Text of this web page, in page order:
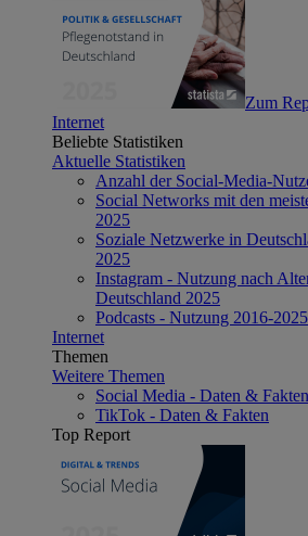
Zum
Internet
Beliebte Statistiken
Aktuelle Statistiken
Anzahl der Social-Media-
Social Networks mit den
2025
Soziale Netzwerke in
2025
Instagram - Nutzung nach
Deutschland 2025
Podcasts - Nutzung 2016-2025
Internet
Themen
Weitere Themen
Social Media - Daten & Fakten
TikTok - Daten & Fakten
Top Report